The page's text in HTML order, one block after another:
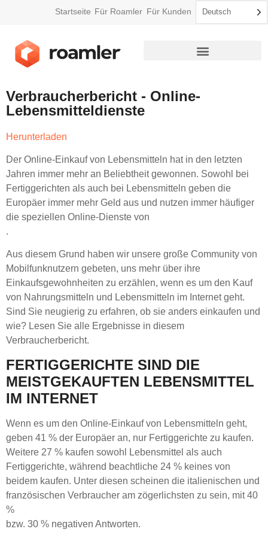
Startseite Für Roamler Für Kunden Deutsch
Verbraucherbericht - Online-
Lebensmitteldienste
Herunterladen
Der Online-Einkauf von Lebensmitteln hat in den letzten
Jahren immer mehr an Beliebtheit gewonnen. Sowohl bei
Fertiggerichten als auch bei Lebensmitteln geben die
Europäer immer mehr Geld aus und nutzen immer häufiger
die speziellen Online-Dienste von
.
Aus diesem Grund haben wir unsere große Community von
Mobilfunknutzern gebeten, uns mehr über ihre
Einkaufsgewohnheiten zu erzählen, wenn es um den Kauf
von Nahrungsmitteln und Lebensmitteln im Internet geht.
Sind Sie neugierig zu erfahren, ob sie anders einkaufen und
wie? Lesen Sie alle Ergebnisse in diesem
Verbraucherbericht.
FERTIGGERICHTE SIND DIE
MEISTGEKAUFTEN LEBENSMITTEL
IM INTERNET
Wenn es um den Online-Einkauf von Lebensmitteln geht,
geben 41 % der Europäer an, nur Fertiggerichte zu kaufen.
Weitere 27 % kaufen sowohl Lebensmittel als auch
Fertiggerichte, während beachtliche 24 % keines von
beidem kaufen. Unter diesen scheinen die italienischen und
französischen Verbraucher am zögerlichsten zu sein, mit 40
%
bzw. 30 % negativen Antworten.